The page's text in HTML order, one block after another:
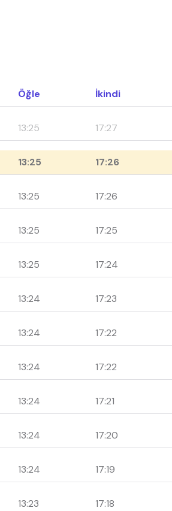
Öğle İkindi
13:25 17:27
13:25 17:26
13:25 17:26
13:25 17:25
13:25 17:24
13:24 17:23
13:24 17:22
13:24 17:22
13:24 17:21
13:24 17:20
13:24 17:19
13:23 17:18